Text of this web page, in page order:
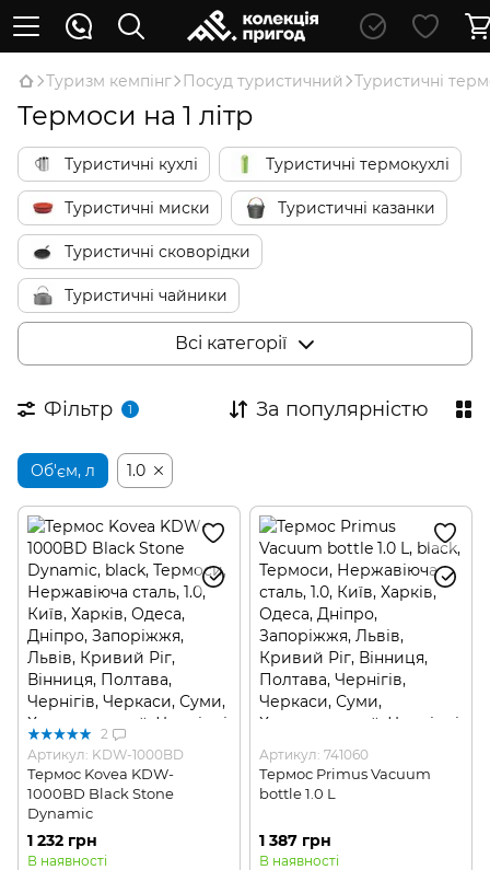
Туризм кемпінг Посуд туристичний Туристичні
Термоси на 1 літр
Туристичні кухлі Туристичні термокухлі
Туристичні миски Туристичні казанки
Туристичні сковорідки
Туристичні чайники
Туристичні кавоварки
Туристичні столові прибори
Туристичні келихи для вина
Туристичні фляги та пляшки для води
Туристичні набори для пікніка
Туристичні аксесуари для посуду
Всі категорії
Фільтр 1 За популярністю
Об'єм, л 1.0
2
Артикул: KDW-1000BD
Термос Kovea KDW-
1000BD Black Stone
Dynamic
1 232 грн
В наявності
Артикул: 741060
Термос Primus Vacuum
bottle 1.0 L
1 387 грн
В наявності